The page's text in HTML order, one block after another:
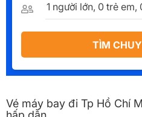
TÌM
Vé máy bay đi Tp Hồ Chí